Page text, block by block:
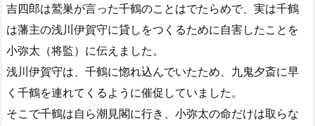
吉四郎は鷲巣が言った千鶴のことはでたらめで、実は千鶴
は藩主の浅川伊賀守に貸しをつくるために自害したことを
小弥太（将監）に伝えました。
浅川伊賀守は、千鶴に惚れ込んでいたため、九鬼夕斎に早
く千鶴を連れてくるように催促していました。
そこで千鶴は自ら潮見閣に行き、小弥太の命だけは取らな